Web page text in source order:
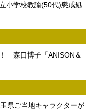
小学校教諭(50代)懲戒処
森口博子「ANISON＆
県ご当地キャラクターが